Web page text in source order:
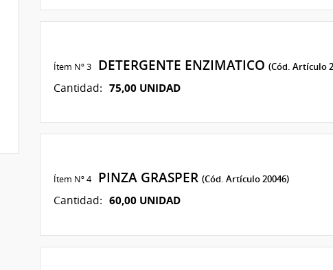
Ítem Nº 3DETERGENTE ENZIMATICO (Cód. Artículo
Cantidad: 75,00 UNIDAD
Ítem Nº 4PINZA GRASPER (Cód. Artículo 20046)
Cantidad: 60,00 UNIDAD